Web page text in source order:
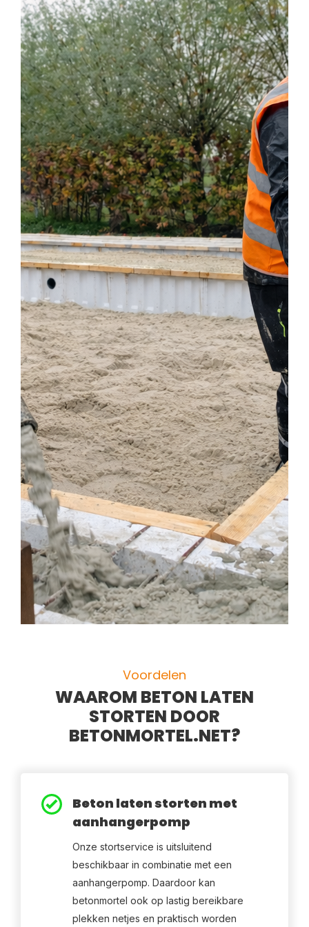
Voordelen
WAAROM BETON LATEN
STORTEN DOOR
BETONMORTEL.NET?
Beton laten storten met
aanhangerpomp
Onze stortservice is uitsluitend
beschikbaar in combinatie met een
aanhangerpomp. Daardoor kan
betonmortel ook op lastig bereikbare
plekken netjes en praktisch worden